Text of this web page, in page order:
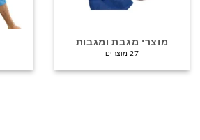
מוצרי מגבת ומגבות
27 מוצרים